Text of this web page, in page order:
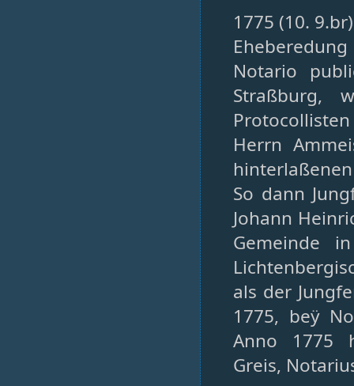
1775 (10.
Notario
Straßburg,
Herrn
So dann
Johann
Gemeinde
als der
1775, beÿ
Anno 1775
Greis,